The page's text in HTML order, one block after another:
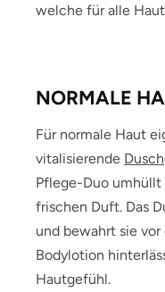
welche für alle
NORMALE
Für normale Haut
vitalisierende
Pflege-Duo
frischen Duft. Das
und bewahrt sie
Bodylotion
Hautgefühl.